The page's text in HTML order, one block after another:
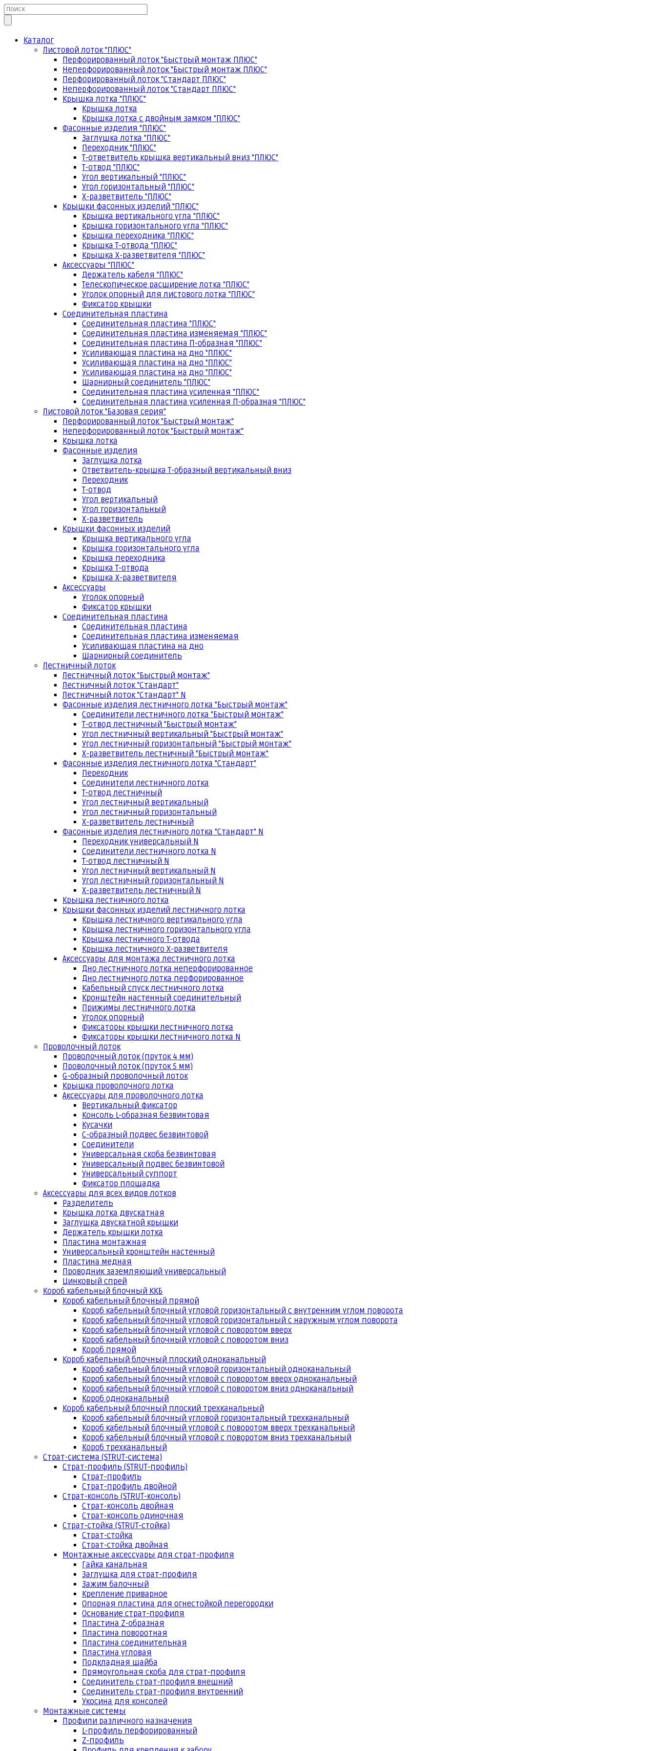
Каталог
Листовой лоток "ПЛЮС"
Перфорированный лоток "Быстрый монтаж ПЛЮС"
Неперфорированный лоток "Быстрый монтаж ПЛЮС"
Перфорированный лоток "Стандарт ПЛЮС"
Неперфорированный лоток "Стандарт ПЛЮС"
Крышка лотка "ПЛЮС"
Крышка лотка
Крышка лотка с двойным замком "ПЛЮС"
Фасонные изделия "ПЛЮС"
Заглушка лотка "ПЛЮС"
Переходник "ПЛЮС"
Т-ответвитель крышка вертикальный вниз "ПЛЮС"
Т-отвод "ПЛЮС"
Угол вертикальный "ПЛЮС"
Угол горизонтальный "ПЛЮС"
Х-разветвитель "ПЛЮС"
Крышки фасонных изделий "ПЛЮС"
Крышка вертикального угла "ПЛЮС"
Крышка горизонтального угла "ПЛЮС"
Крышка переходника "ПЛЮС"
Крышка Т-отвода "ПЛЮС"
Крышка Х-разветвителя "ПЛЮС"
Аксессуары "ПЛЮС"
Держатель кабеля "ПЛЮС"
Телескопическое расширение лотка "ПЛЮС"
Уголок опорный для листового лотка "ПЛЮС"
Фиксатор крышки
Соединительная пластина
Соединительная пластина "ПЛЮС"
Соединительная пластина изменяемая "ПЛЮС"
Соединительная пластина П-образная "ПЛЮС"
Усиливающая пластина на дно "ПЛЮС"
Усиливающая пластина на дно "ПЛЮС"
Усиливающая пластина на дно "ПЛЮС"
Шарнирный соединитель "ПЛЮС"
Соединительная пластина усиленная "ПЛЮС"
Соединительная пластина усиленная П-образная "ПЛЮС"
Листовой лоток "Базовая серия"
Перфорированный лоток "Быстрый монтаж"
Неперфорированный лоток "Быстрый монтаж"
Крышка лотка
Фасонные изделия
Заглушка лотка
Ответвитель-крышка Т-образный вертикальный вниз
Переходник
Т-отвод
Угол вертикальный
Угол горизонтальный
Х-разветвитель
Крышки фасонных изделий
Крышка вертикального угла
Крышка горизонтального угла
Крышка переходника
Крышка Т-отвода
Крышка Х-разветвителя
Аксессуары
Уголок опорный
Фиксатор крышки
Соединительная пластина
Соединительная пластина
Соединительная пластина изменяемая
Усиливающая пластина на дно
Шарнирный соединитель
Лестничный лоток
Лестничный лоток "Быстрый монтаж"
Лестничный лоток "Стандарт"
Лестничный лоток "Стандарт" N
Фасонные изделия лестничного лотка "Быстрый монтаж"
Соединители лестничного лотка "Быстрый монтаж"
Т-отвод лестничный "Быстрый монтаж"
Угол лестничный вертикальный "Быстрый монтаж"
Угол лестничный горизонтальный "Быстрый монтаж"
Х-разветвитель лестничный "Быстрый монтаж"
Фасонные изделия лестничного лотка "Стандарт"
Переходник
Соединители лестничного лотка
Т-отвод лестничный
Угол лестничный вертикальный
Угол лестничный горизонтальный
Х-разветвитель лестничный
Фасонные изделия лестничного лотка "Стандарт" N
Переходник универсальный N
Соединители лестничного лотка N
Т-отвод лестничный N
Угол лестничный вертикальный N
Угол лестничный горизонтальный N
Х-разветвитель лестничный N
Крышка лестничного лотка
Крышки фасонных изделий лестничного лотка
Крышка лестничного вертикального угла
Крышка лестничного горизонтального угла
Крышка лестничного Т-отвода
Крышка лестничного Х-разветвителя
Аксессуары для монтажа лестничного лотка
Дно лестничного лотка неперфорированное
Дно лестничного лотка перфорированное
Кабельный спуск лестничного лотка
Кронштейн настенный соединительный
Прижимы лестничного лотка
Уголок опорный
Фиксаторы крышки лестничного лотка
Фиксаторы крышки лестничного лотка N
Проволочный лоток
Проволочный лоток (пруток 4 мм)
Проволочный лоток (пруток 5 мм)
G-образный проволочный лоток
Крышка проволочного лотка
Аксессуары для проволочного лотка
Вертикальный фиксатор
Консоль L-образная безвинтовая
Кусачки
С-образный подвес безвинтовой
Соединители
Универсальная скоба безвинтовая
Универсальный подвес безвинтовой
Универсальный суппорт
Фиксатор площадка
Аксессуары для всех видов лотков
Разделитель
Крышка лотка двускатная
Заглушка двускатной крышки
Держатель крышки лотка
Пластина монтажная
Универсальный кронштейн настенный
Пластина медная
Проводник заземляющий универсальный
Цинковый спрей
Короб кабельный блочный ККБ
Короб кабельный блочный прямой
Короб кабельный блочный угловой горизонтальный с внутренним углом поворота
Короб кабельный блочный угловой горизонтальный с наружным углом поворота
Короб кабельный блочный угловой с поворотом вверх
Короб кабельный блочный угловой с поворотом вниз
Короб прямой
Короб кабельный блочный плоский одноканальный
Короб кабельный блочный угловой горизонтальный одноканальный
Короб кабельный блочный угловой с поворотом вверх одноканальный
Короб кабельный блочный угловой с поворотом вниз одноканальный
Короб одноканальный
Короб кабельный блочный плоский трехканальный
Короб кабельный блочный угловой горизонтальный трехканальный
Короб кабельный блочный угловой с поворотом вверх трехканальный
Короб кабельный блочный угловой с поворотом вниз трехканальный
Короб трехканальный
Страт-система (STRUT-система)
Страт-профиль (STRUT-профиль)
Страт-профиль
Страт-профиль двойной
Страт-консоль (STRUT-консоль)
Страт-консоль двойная
Страт-консоль одиночная
Страт-стойка (STRUT-стойка)
Страт-стойка
Страт-стойка двойная
Монтажные аксессуары для страт-профиля
Гайка канальная
Заглушка для страт-профиля
Зажим балочный
Крепление приварное
Опорная пластина для огнестойкой перегородки
Основание страт-профиля
Пластина Z-образная
Пластина поворотная
Пластина соединительная
Пластина угловая
Подкладная шайба
Прямоугольная скоба для страт-профиля
Соединитель страт-профиля внешний
Соединитель страт-профиля внутренний
Укосина для консолей
Монтажные системы
Профили различного назначения
L-профиль перфорированный
Z-профиль